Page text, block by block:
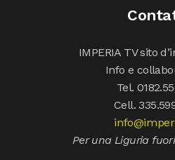
IMPERIA TV sito
Info e
Tel.
Cell.
Per una Liguria